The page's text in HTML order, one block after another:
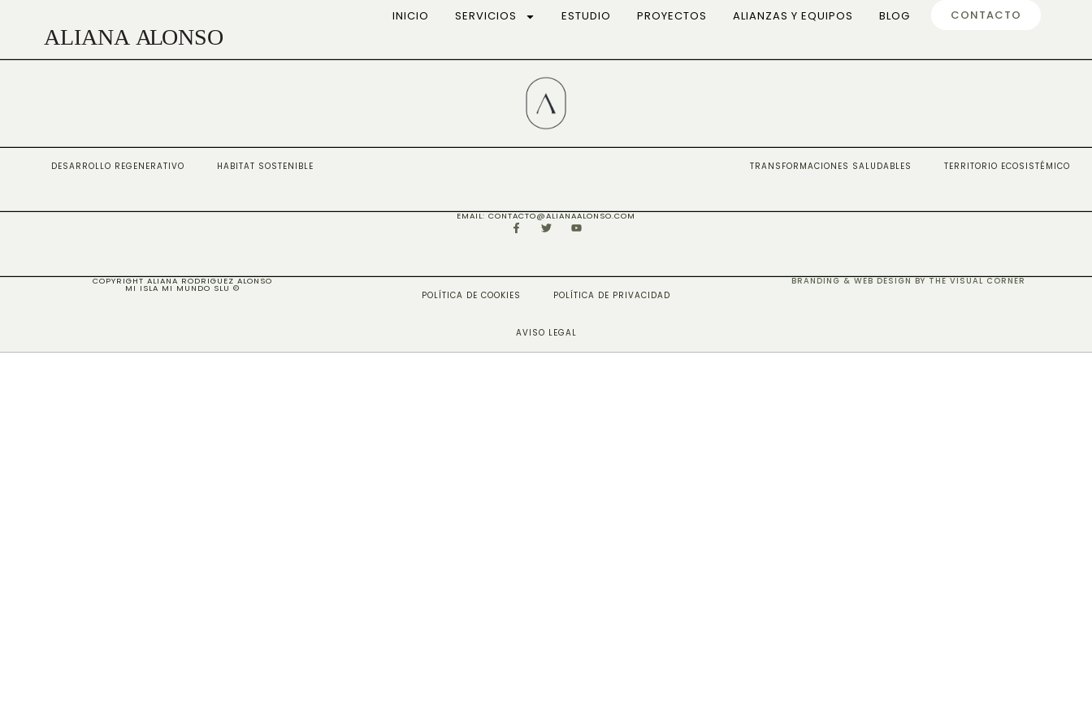
INICIO SERVICIOS ESTUDIO PROYECTOS ALIANZAS Y EQUIPOS BLOG CONTACTO
Política de cookies
DESARROLLO REGENERATIVO HABITAT SOSTENIBLE TRANSFORMACIONES SALUDABLES TERRITORIO ECOSISTÉMICO
EMAIL: CONTACTO@ALIANAALONSO.COM
COPYRIGHT ALIANA RODRIGUEZ ALONSO
MI ISLA MI MUNDO SLU ©
POLÍTICA DE COOKIES POLÍTICA DE PRIVACIDAD
AVISO LEGAL
BRANDING & WEB DESIGN BY THE VISUAL CORNER